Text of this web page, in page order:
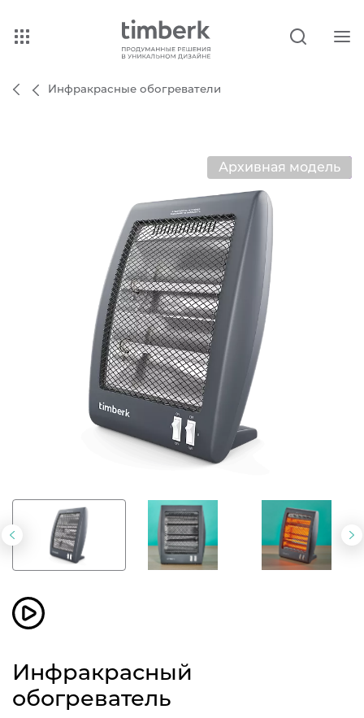
Инфракрасные обогреватели
Хит продаж
Архивная модель
Предыдущий
слайд
Инфракрасный
обогреватель